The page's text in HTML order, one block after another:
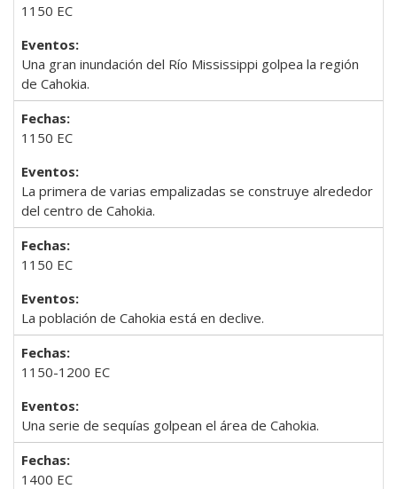
1150 EC
Una gran inundación del Río Mississippi golpea la región
de Cahokia.
1150 EC
La primera de varias empalizadas se construye alrededor
del centro de Cahokia.
1150 EC
La población de Cahokia está en declive.
1150-1200 EC
Una serie de sequías golpean el área de Cahokia.
1400 EC